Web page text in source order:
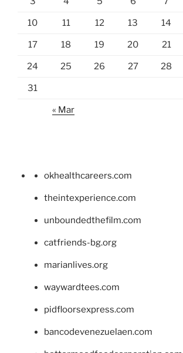
10 11 12 13 14
17 18 19 20 21
24 25 26 27 28
31
« Mar
okhealthcareers.com
theintexperience.com
unboundedthefilm.com
catfriends-bg.org
marianlives.org
waywardtees.com
pidfloorsexpress.com
bancodevenezuelaen.com